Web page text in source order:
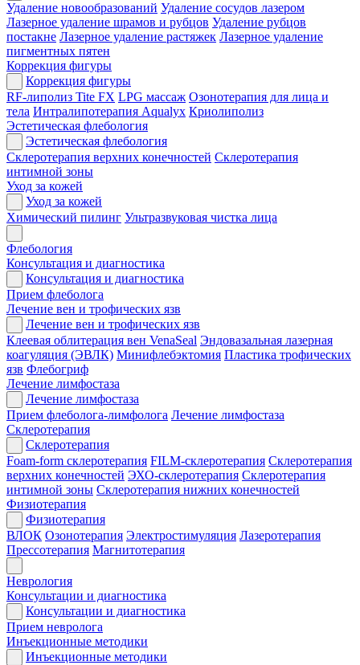
Удаление новообразований Удаление сосудов лазером
Лазерное удаление шрамов и рубцов Удаление рубцов
постакне Лазерное удаление растяжек Лазерное удаление
пигментных пятен
Коррекция фигуры
Коррекция фигуры
RF-липолиз Tite FX LPG массаж Озонотерапия для лица и
тела Интралипотерапия Aqualyx Криолиполиз
Эстетическая флебология
Эстетическая флебология
Склеротерапия верхних конечностей Склеротерапия
интимной зоны
Уход за кожей
Уход за кожей
Химический пилинг Ультразвуковая чистка лица
Флебология
Консультация и диагностика
Консультация и диагностика
Прием флеболога
Лечение вен и трофических язв
Лечение вен и трофических язв
Клеевая облитерация вен VenaSeal Эндовазальная лазерная
коагуляция (ЭВЛК) Минифлебэктомия Пластика трофических
язв Флебогриф
Лечение лимфостаза
Лечение лимфостаза
Прием флеболога-лимфолога Лечение лимфостаза
Склеротерапия
Склеротерапия
Foam-form склеротерапия FILM-склеротерапия Склеротерапия
верхних конечностей ЭХО-склеротерапия Склеротерапия
интимной зоны Склеротерапия нижних конечностей
Физиотерапия
Физиотерапия
ВЛОК Озонотерапия Электростимуляция Лазеротерапия
Прессотерапия Магнитотерапия
Неврология
Консультации и диагностика
Консультации и диагностика
Прием невролога
Инъекционные методики
Инъекционные методики